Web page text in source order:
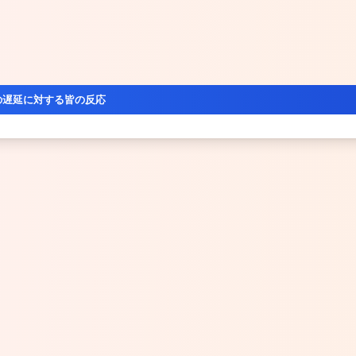
延に対する皆の反応